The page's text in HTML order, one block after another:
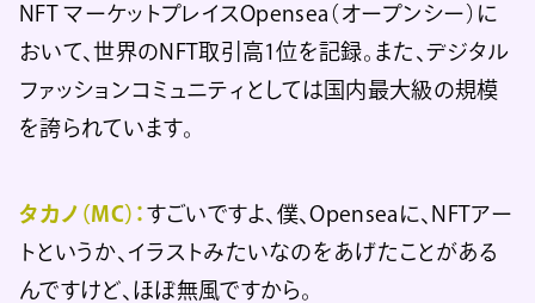
NFT マーケットプレイスOpensea（オープンシー）に
おいて、世界のNFT取引高1位を記録。また、デジタル
ファッションコミュニティとしては国内最大級の規模
を誇られています。
タカノ（MC）： すごいですよ、僕、Openseaに、NFTアー
トというか、イラストみたいなのをあげたことがある
んですけど、ほぼ無風ですから。